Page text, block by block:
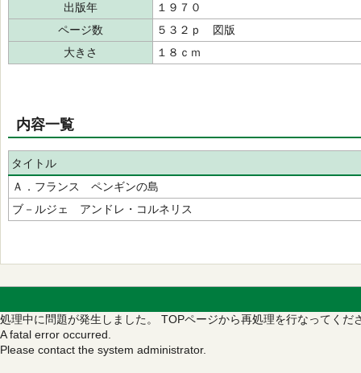
出版年
１９７０
ページ数
５３２ｐ 図版
大きさ
１８ｃｍ
内容一覧
タイトル
Ａ．フランス ペンギンの島
ブ－ルジェ アンドレ・コルネリス
処理中に問題が発生しました。 TOPページから再処理を行なってくだ
A fatal error occurred.
Please contact the system administrator.